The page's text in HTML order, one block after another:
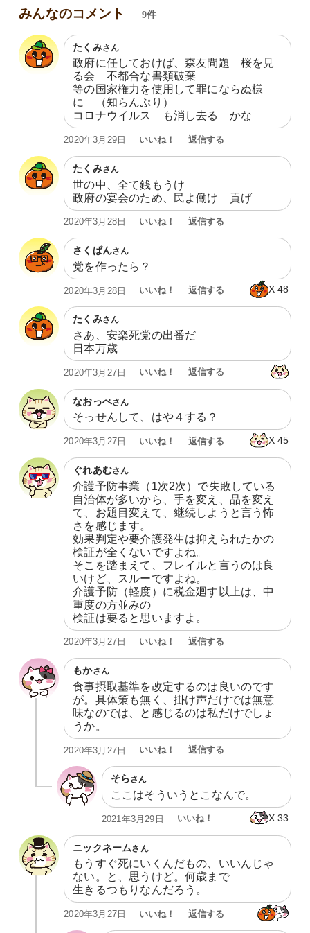
みんなのコメント 9件
たくみさん
政府に任しておけば、森友問題　桜を見
る会　不都合な書類破棄
等の国家権力を使用して罪にならぬ様
に　（知らんぷり）
コロナウイルス　も消し去る　かな
2020年3月29日 いいね！ 返信する
たくみさん
世の中、全て銭もうけ
政府の宴会のため、民よ働け　貢げ
2020年3月28日 いいね！ 返信する
さくぱんさん
党を作ったら？
X48
2020年3月28日 いいね！ 返信する
たくみさん
さあ、安楽死党の出番だ
日本万歳
2020年3月27日 いいね！ 返信する
なおっぺさん
そっせんして、はや４する？
X45
2020年3月27日 いいね！ 返信する
ぐれあむさん
介護予防事業（1次2次）で失敗している
自治体が多いから、手を変え、品を変え
て、お題目変えて、継続しようと言う怖
さを感じます。
効果判定や要介護発生は抑えられたかの
検証が全くないですよね。
そこを踏まえて、フレイルと言うのは良
いけど、スルーですよね。
介護予防（軽度）に税金廻す以上は、中
重度の方並みの
検証は要ると思いますよ。
2020年3月27日 いいね！ 返信する
もかさん
食事摂取基準を改定するのは良いのです
が。具体策も無く、掛け声だけでは無意
味なのでは、と感じるのは私だけでしょ
うか。
2020年3月27日 いいね！ 返信する
そらさん
ここはそういうとこなんで。
X33
2021年3月29日 いいね！
ニックネームさん
もうすぐ死にいくんだもの、いいんじゃ
ない。と、思うけど。何歳まで
生きるつもりなんだろう。
2020年3月27日 いいね！ 返信する